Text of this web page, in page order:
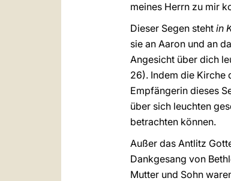
meines Herrn zu mir
Dieser Segen steht in
sie an Aaron und an
Angesicht über dich
26). Indem die Kirche
Empfängerin dieses
über sich leuchten
betrachten können.
Außer das Antlitz
Dankgesang von
Mutter und Sohn